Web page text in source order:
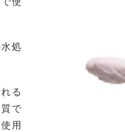
処
る
で
用